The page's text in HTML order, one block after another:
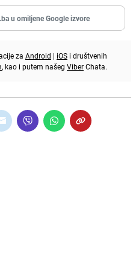
u omiljene Google izvore
za Android | iOS i društvenih
, kao i putem našeg ViberChata.